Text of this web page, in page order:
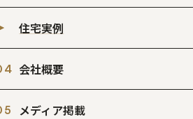
住宅実例
会社概要
メディア掲載